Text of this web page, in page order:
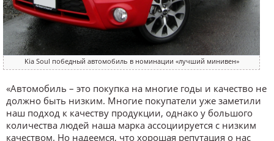
Kia Soul победный автомобиль в номинации «лучший минивен»
«Автомобиль – это покупка на многие годы и качество не
должно быть низким. Многие покупатели уже заметили
наш подход к качеству продукции, однако у большого
количества людей наша марка ассоциируется с низким
качеством. Но надеемся, что хорошая репутация о нас